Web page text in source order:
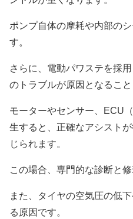
ポンプ自体の摩耗や内部の
す。
さらに、電動パワステを採
のトラブルが原因となること
モーターやセンサー、ECU
生すると、正確なアシスト
じられます。
この場合、専門的な診断と
また、タイヤの空気圧の低
る原因です。